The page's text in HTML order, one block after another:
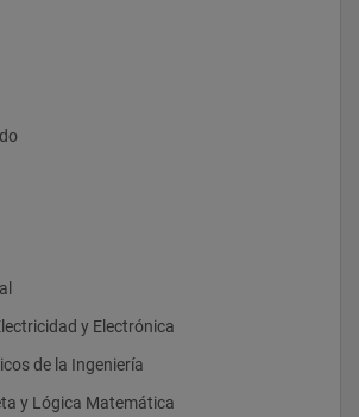
de sistemas digitales, incluyendo
basados en microprocesador y
específicos y sistemas empotrados, y
del software de dichos sistemas.
de arquitecturas de computadores,
paralelas y distribuidas, así como el
del software para las mismas.
de las plataformas hardware y software
el soporte de aplicaciones empotradas y
informáticos.
y gestión de redes de computadores.
y Electrónica
de la Ingeniería
y Lógica Matemática